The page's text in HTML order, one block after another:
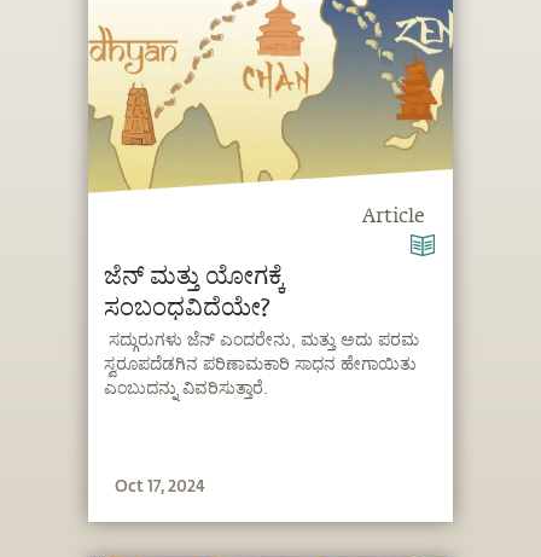
Article
ಜೆನ್ ಮತ್ತು ಯೋಗಕ್ಕೆ
ಸಂಬಂಧವಿದೆಯೇ?
ಸದ್ಗುರುಗಳು ಜೆನ್ ಎಂದರೇನು, ಮತ್ತು ಅದು ಪರಮ
ಸ್ವರೂಪದೆಡಗಿನ ಪರಿಣಾಮಕಾರಿ ಸಾಧನ ಹೇಗಾಯಿತು
ಎಂಬುದನ್ನು ವಿವರಿಸುತ್ತಾರೆ.
Oct 17, 2024